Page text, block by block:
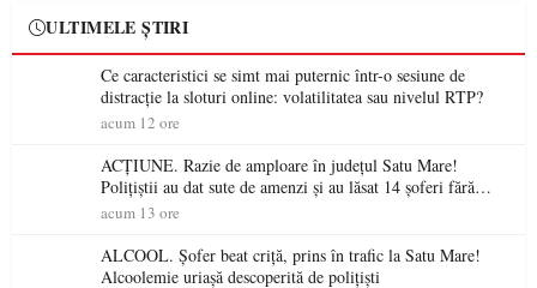
ULTIMELE ȘTIRI
Ce caracteristici se simt mai puternic într-o sesiune de
distracție la sloturi online: volatilitatea sau nivelul RTP?
acum 12 ore
ACȚIUNE. Razie de amploare în județul Satu Mare!
Polițiștii au dat sute de amenzi și au lăsat 14 șoferi fără
permis într-o singură zi
acum 13 ore
ALCOOL. Șofer beat criță, prins în trafic la Satu Mare!
Alcoolemie uriașă descoperită de polițiști